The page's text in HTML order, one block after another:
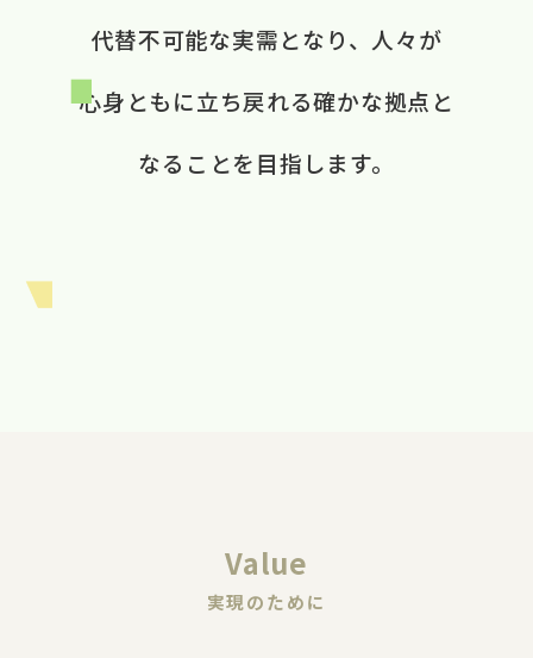
代替不可能な​実需と​なり、​ 人々が​
心身ともに​立ち戻れる​ 確かな​拠点と​
なる​ことを​目指します。​
Value
実現のために